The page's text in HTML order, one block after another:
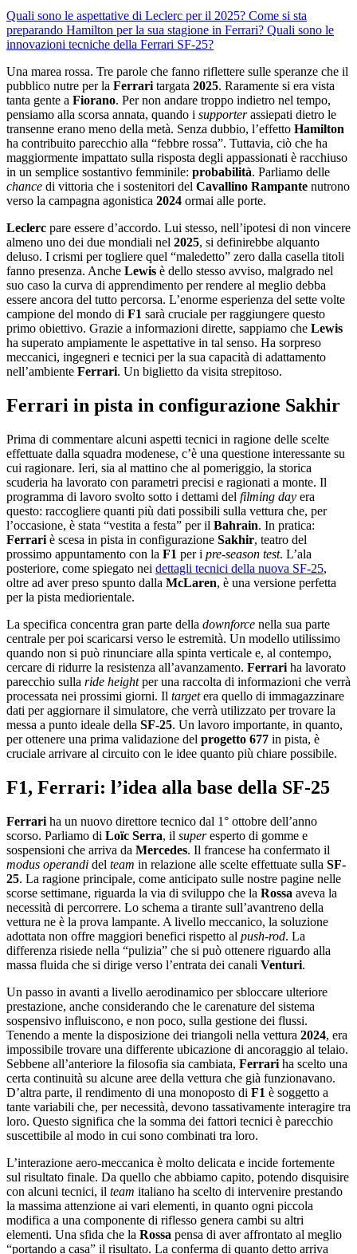
Quali sono le aspettative di Leclerc per il 2025? Come si sta
preparando Hamilton per la sua stagione in Ferrari? Quali sono le
innovazioni tecniche della Ferrari SF-25?
Una marea rossa. Tre parole che fanno riflettere sulle speranze che il
pubblico nutre per la Ferraritargata 2025. Raramente si era vista
tanta gente a Fiorano. Per non andare troppo indietro nel tempo,
pensiamo alla scorsa annata, quando i supporterassiepati dietro le
transenne erano meno della metà. Senza dubbio, l’effetto Hamilton
ha contribuito parecchio alla “febbre rossa”. Tuttavia, ciò che ha
maggiormente impattato sulla risposta degli appassionati è racchiuso
in un semplice sostantivo femminile: probabilità. Parliamo delle
chance di vittoria che i sostenitori del Cavallino Rampante nutrono
verso la campagna agonistica 2024 ormai alle porte.
Leclerc pare essere d’accordo. Lui stesso, nell’ipotesi di non vincere
almeno uno dei due mondiali nel 2025, si definirebbe alquanto
deluso. I crismi per togliere quel “maledetto” zero dalla casella titoli
fanno presenza. Anche Lewis è dello stesso avviso, malgrado nel
suo caso la curva di apprendimento per rendere al meglio debba
essere ancora del tutto percorsa. L’enorme esperienza del sette volte
campione del mondo di F1 sarà cruciale per raggiungere questo
primo obiettivo. Grazie a informazioni dirette, sappiamo che Lewis
ha superato ampiamente le aspettative in tal senso. Ha sorpreso
meccanici, ingegneri e tecnici per la sua capacità di adattamento
nell’ambiente Ferrari. Un biglietto da visita strepitoso.
Ferrari in pista in configurazione Sakhir
Prima di commentare alcuni aspetti tecnici in ragione delle scelte
effettuate dalla squadra modenese, c’è una questione interessante su
cui ragionare. Ieri, sia al mattino che al pomeriggio, la storica
scuderia ha lavorato con parametri precisi e ragionati a monte. Il
programma di lavoro svolto sotto i dettami del filming day era
questo: raccogliere quanti più dati possibili sulla vettura che, per
l’occasione, è stata “vestita a festa” per il Bahrain. In pratica:
Ferrari è scesa in pista in configurazione Sakhir, teatro del
prossimo appuntamento con la F1 per i pre-season test. L’ala
posteriore, come spiegato nei dettagli tecnici della nuova SF-25,
oltre ad aver preso spunto dalla McLaren, è una versione perfetta
per la pista mediorientale.
La specifica concentra gran parte della downforce nella sua parte
centrale per poi scaricarsi verso le estremità. Un modello utilissimo
quando non si può rinunciare alla spinta verticale e, al contempo,
cercare di ridurre la resistenza all’avanzamento. Ferrari ha lavorato
parecchio sulla ride heightper una raccolta di informazioni che verrà
processata nei prossimi giorni. Il targetera quello di immagazzinare
dati per aggiornare il simulatore, che verrà utilizzato per trovare la
messa a punto ideale della SF-25. Un lavoro importante, in quanto,
per ottenere una prima validazione del progetto 677 in pista, è
cruciale arrivare al circuito con le idee quanto più chiare possibile.
F1, Ferrari: l’idea alla base della SF-25
Ferrari ha un nuovo direttore tecnico dal 1° ottobre dell’anno
scorso. Parliamo di Loïc Serra, il superesperto di gomme e
sospensioni che arriva da Mercedes. Il francese ha confermato il
modus operandi del team in relazione alle scelte effettuate sulla SF-
25. La ragione principale, come anticipato sulle nostre pagine nelle
scorse settimane, riguarda la via di sviluppo che la Rossa aveva la
necessità di percorrere. Lo schema a tirante sull’avantreno della
vettura ne è la prova lampante. A livello meccanico, la soluzione
adottata non offre maggiori benefici rispetto al push-rod. La
differenza risiede nella “pulizia” che si può ottenere riguardo alla
massa fluida che si dirige verso l’entrata dei canali Venturi.
Un passo in avanti a livello aerodinamico per sbloccare ulteriore
prestazione, anche considerando che le carenature del sistema
sospensivo influiscono, e non poco, sulla gestione dei flussi.
Tenendo a mente la disposizione dei triangoli nella vettura 2024, era
impossibile trovare una differente ubicazione di ancoraggio al telaio.
Sebbene all’anteriore la filosofia sia cambiata, Ferrari ha scelto una
certa continuità su alcune aree della vettura che già funzionavano.
D’altra parte, il rendimento di una monoposto di F1 è soggetto a
tante variabili che, per necessità, devono tassativamente interagire tra
loro. Questo significa che la somma dei fattori tecnici è parecchio
suscettibile al modo in cui sono combinati tra loro.
L’interazione aero-meccanica è molto delicata e incide fortemente
sul risultato finale. Da quello che abbiamo capito, potendo disquisire
con alcuni tecnici, il team italiano ha scelto di intervenire prestando
la massima attenzione ai vari elementi, in quanto ogni piccola
modifica a una componente di riflesso genera cambi su altri
elementi. Una sfida che la Rossa pensa di aver affrontato al meglio
“portando a casa” il risultato. La conferma di quanto detto arriva